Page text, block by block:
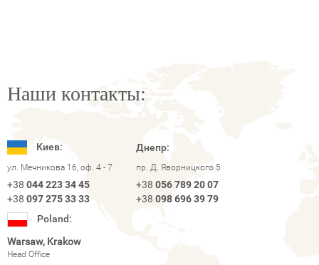
Наши контакты:
Киев:
ул. Мечникова 16, оф. 4 - 7
+38 044 223 34 45
+38 097 275 33 33
Днепр:
пр. Д. Яворницкого 5
+38 056 789 20 07
+38 098 696 39 79
Poland:
Warsaw, Krakow
Head Office